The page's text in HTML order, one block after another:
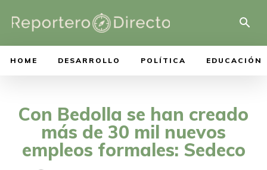
HOME DESARROLLO POLÍTICA EDUCACIÓN
Con Bedolla se han creado
más de 30 mil nuevos
empleos formales: Sedeco